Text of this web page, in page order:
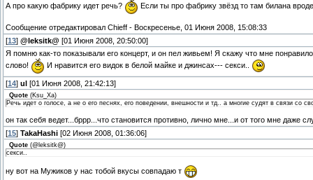
А про какую фабрику идет речь?
Если ты про фабрику звёзд то там билана
Сообщение отредактировал Chieff - Воскресенье, 01 Июня 2008, 15:08:33
[13] @leksitk@ [01 Июня 2008, 20:50:00]
Я помню как-то показывали его концерт, и он пел живьем! Я скажу что мне
слово!
И нравится его видок в белой майке и джинсах--- секси..
[14] ul [01 Июня 2008, 21:42:13]
Quote (Ksu_Xa)
Речь идет о голосе, а не о его песнях, его поведении, внешности и тд.. а многие судят в связи со
он так себя ведет...бррр...что становится противно, лично мне...и от того мне даже
[15] TakaHashi [02 Июня 2008, 01:36:06]
Quote (@leksitk@)
секси..
ну вот на Мужиков у нас тобой вкусы совпадаю т